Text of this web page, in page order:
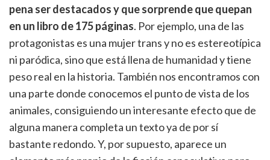
pena ser destacados y que sorprende que quepan
en un libro de 175 páginas. Por ejemplo, una de las
protagonistas es una mujer trans y no es estereotípica
ni paródica, sino que está llena de humanidad y tiene
peso real en la historia. También nos encontramos con
una parte donde conocemos el punto de vista de los
animales, consiguiendo un interesante efecto que de
alguna manera completa un texto ya de por sí
bastante redondo. Y, por supuesto, aparece un